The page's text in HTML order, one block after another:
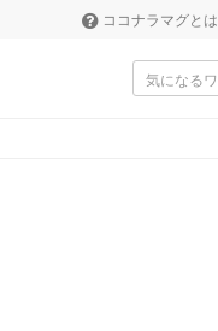
ココナラマグとは